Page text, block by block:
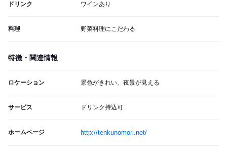
ドリンク ワインあり
料理 野菜料理にこだわる
特徴・関連情報
ロケーション 景色がきれい、夜景が見える
サービス ドリンク持込可
ホームページ http://tenkunomori.net/